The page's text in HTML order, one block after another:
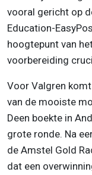
vooral gericht op
Education-
hoogtepunt van
voorbereiding
Voor Valgren
van de mooiste
Deen boekte in
grote ronde. Na
de Amstel Gold
dat een